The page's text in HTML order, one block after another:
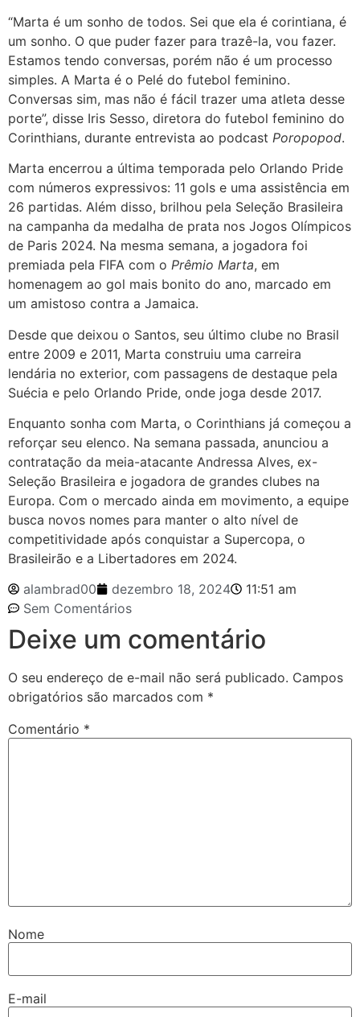
“Marta é um sonho de todos. Sei que ela é corintiana, é
um sonho. O que puder fazer para trazê-la, vou fazer.
Estamos tendo conversas, porém não é um processo
simples. A Marta é o Pelé do futebol feminino.
Conversas sim, mas não é fácil trazer uma atleta desse
porte”, disse Iris Sesso, diretora do futebol feminino do
Corinthians, durante entrevista ao podcast Poropopod.
Marta encerrou a última temporada pelo Orlando Pride
com números expressivos: 11 gols e uma assistência em
26 partidas. Além disso, brilhou pela Seleção Brasileira
na campanha da medalha de prata nos Jogos Olímpicos
de Paris 2024. Na mesma semana, a jogadora foi
premiada pela FIFA com o Prêmio Marta, em
homenagem ao gol mais bonito do ano, marcado em
um amistoso contra a Jamaica.
Desde que deixou o Santos, seu último clube no Brasil
entre 2009 e 2011, Marta construiu uma carreira
lendária no exterior, com passagens de destaque pela
Suécia e pelo Orlando Pride, onde joga desde 2017.
Enquanto sonha com Marta, o Corinthians já começou a
reforçar seu elenco. Na semana passada, anunciou a
contratação da meia-atacante Andressa Alves, ex-
Seleção Brasileira e jogadora de grandes clubes na
Europa. Com o mercado ainda em movimento, a equipe
busca novos nomes para manter o alto nível de
competitividade após conquistar a Supercopa, o
Brasileirão e a Libertadores em 2024.
alambrad00
dezembro 18, 2024
11:51 am
Sem Comentários
Deixe um comentário
O seu endereço de e-mail não será publicado. Campos
obrigatórios são marcados com *
Comentário *
Nome
E-mail